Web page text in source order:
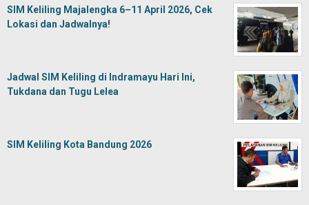
SIM Keliling Majalengka 6–11 April 2026, Cek
Lokasi dan Jadwalnya!
Jadwal SIM Keliling di Indramayu Hari Ini,
Tukdana dan Tugu Lelea
SIM Keliling Kota Bandung 2026